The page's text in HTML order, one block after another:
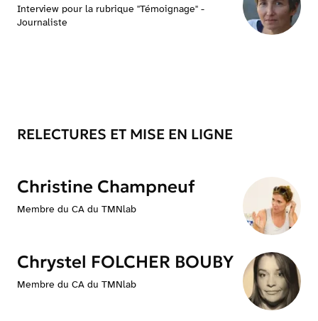
Interview pour la rubrique "Témoignage" -
Journaliste
RELECTURES ET MISE EN LIGNE
Christine Champneuf
Membre du CA du TMNlab
Chrystel FOLCHER BOUBY
Membre du CA du TMNlab